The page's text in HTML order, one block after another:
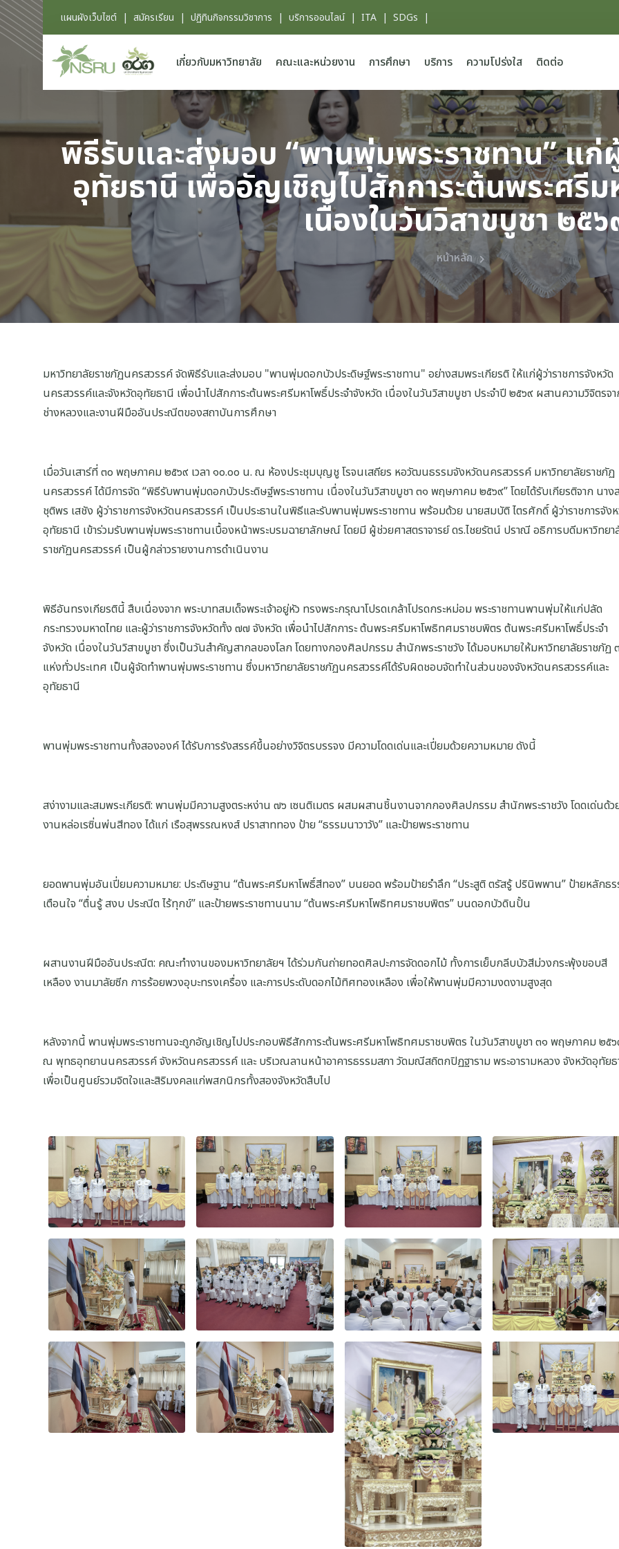
แผนผังเว็บไซต์ | สมัครเรียน | ปฏิทินกิจกรรมวิชาการ | บริการออนไลน์| ITA | SDGs |
เกี่ยวกับมหาวิทยาลัย คณะและหน่วยงาน การศึกษา บริการ ความโปร่งใส ติดต่อ
พิธีรับและส่งมอบ “พานพุ่มพระราชทาน” แก่
อุทัยธานี เพื่ออัญเชิญไปสักการะต้นพระศรีม
เนื่องในวันวิสาขบูชา ๒๕๖
หน้าหลัก
มหาวิทยาลัยราชภัฏนครสวรรค์ จัดพิธีรับและส่งมอบ "พานพุ่มดอกบัวประดิษฐ์พระราชทาน" อย่างสมพระเกียรติ ให้แก่ผู้ว่าราชการจังหวัด
นครสวรรค์และจังหวัดอุทัยธานี เพื่อนำไปสักการะต้นพระศรีมหาโพธิ์ประจำจังหวัด เนื่องในวันวิสาขบูชา ประจำปี ๒๕๖๙ ผสานความวิจิตรจ
ช่างหลวงและงานฝีมืออันประณีตของสถาบันการศึกษา
เมื่อวันเสาร์ที่ ๓๐ พฤษภาคม ๒๕๖๙ เวลา ๑๐.๐๐ น. ณ ห้องประชุมบุญชู โรจนเสถียร หอวัฒนธรรมจังหวัดนครสวรรค์ มหาวิทยาลัยราชภัฏ
นครสวรรค์ ได้มีการจัด “พิธีรับพานพุ่มดอกบัวประดิษฐ์พระราชทาน เนื่องในวันวิสาขบูชา ๓๑ พฤษภาคม ๒๕๖๙” โดยได้รับเกียรติจาก นาง
ชุติพร เสชัง ผู้ว่าราชการจังหวัดนครสวรรค์ เป็นประธานในพิธีและรับพานพุ่มพระราชทาน พร้อมด้วย นายสมบัติ ไตรศักดิ์ ผู้ว่าราชการจัง
อุทัยธานี เข้าร่วมรับพานพุ่มพระราชทานเบื้องหน้าพระบรมฉายาลักษณ์ โดยมี ผู้ช่วยศาสตราจารย์ ดร.ไชยรัตน์ ปราณี อธิการบดีมหาวิทยา
ราชภัฏนครสวรรค์ เป็นผู้กล่าวรายงานการดำเนินงาน
พิธีอันทรงเกียรตินี้ สืบเนื่องจาก พระบาทสมเด็จพระเจ้าอยู่หัว ทรงพระกรุณาโปรดเกล้าโปรดกระหม่อม พระราชทานพานพุ่มให้แก่ปลัด
กระทรวงมหาดไทย และผู้ว่าราชการจังหวัดทั้ง ๗๗ จังหวัด เพื่อนำไปสักการะ ต้นพระศรีมหาโพธิทศมราชบพิตร ต้นพระศรีมหาโพธิ์ประจำ
จังหวัด เนื่องในวันวิสาขบูชา ซึ่งเป็นวันสำคัญสากลของโลก โดยทางกองศิลปกรรม สำนักพระราชวัง ได้มอบหมายให้มหาวิทยาลัยราชภัฏ
แห่งทั่วประเทศ เป็นผู้จัดทำพานพุ่มพระราชทาน ซึ่งมหาวิทยาลัยราชภัฏนครสวรรค์ได้รับผิดชอบจัดทำในส่วนของจังหวัดนครสวรรค์และ
อุทัยธานี
พานพุ่มพระราชทานทั้งสององค์ ได้รับการรังสรรค์ขึ้นอย่างวิจิตรบรรจง มีความโดดเด่นและเปี่ยมด้วยความหมาย ดังนี้
สง่างามและสมพระเกียรติ: พานพุ่มมีความสูงตระหง่าน ๗๖ เซนติเมตร ผสมผสานชิ้นงานจากกองศิลปกรรม สำนักพระราชวัง โดดเด่นด้ว
งานหล่อเรซิ่นพ่นสีทอง ได้แก่ เรือสุพรรณหงส์ ปราสาททอง ป้าย “ธรรมนาวาวัง” และป้ายพระราชทาน
ยอดพานพุ่มอันเปี่ยมความหมาย: ประดิษฐาน “ต้นพระศรีมหาโพธิ์สีทอง” บนยอด พร้อมป้ายรำลึก “ประสูติ ตรัสรู้ ปรินิพพาน” ป้ายหลักธ
เตือนใจ “ตื่นรู้ สงบ ประณีต ไร้ทุกข์” และป้ายพระราชทานนาม “ต้นพระศรีมหาโพธิทศมราชบพิตร” บนดอกบัวดินปั้น
ผสานงานฝีมืออันประณีต: คณะทำงานของมหาวิทยาลัยฯ ได้ร่วมกันถ่ายทอดศิลปะการจัดดอกไม้ ทั้งการเย็บกลีบบัวสีม่วงกระพุ้งขอบสี
เหลือง งานมาลัยซีก การร้อยพวงอุบะทรงเครื่อง และการประดับดอกไม้ทิศทองเหลือง เพื่อให้พานพุ่มมีความงดงามสูงสุด
หลังจากนี้ พานพุ่มพระราชทานจะถูกอัญเชิญไปประกอบพิธีสักการะต้นพระศรีมหาโพธิทศมราชบพิตร ในวันวิสาขบูชา ๓๑ พฤษภาคม ๒๕
ณ พุทธอุทยานนครสวรรค์ จังหวัดนครสวรรค์ และ บริเวณลานหน้าอาคารธรรมสภา วัดมณีสถิตกปิฏฐาราม พระอารามหลวง จังหวัดอุทัย
เพื่อเป็นศูนย์รวมจิตใจและสิริมงคลแก่พสกนิกรทั้งสองจังหวัดสืบไป